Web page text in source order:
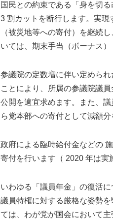
国民との約束である「身を切
3 割カットを断行します。実現
（被災地等への寄付）を継続
いては、期末手当（ボーナス）
参議院の定数増に伴い定めら
ことにより、所属の参議院議
公開を適宜求めます。また、
ら党本部への寄付として減額
政府による臨時給付金などの
寄付を行います（ 2020 年は実
いわゆる「議員年金」の復活
議員特権に対する厳格な姿勢
ては、わが党が国会において